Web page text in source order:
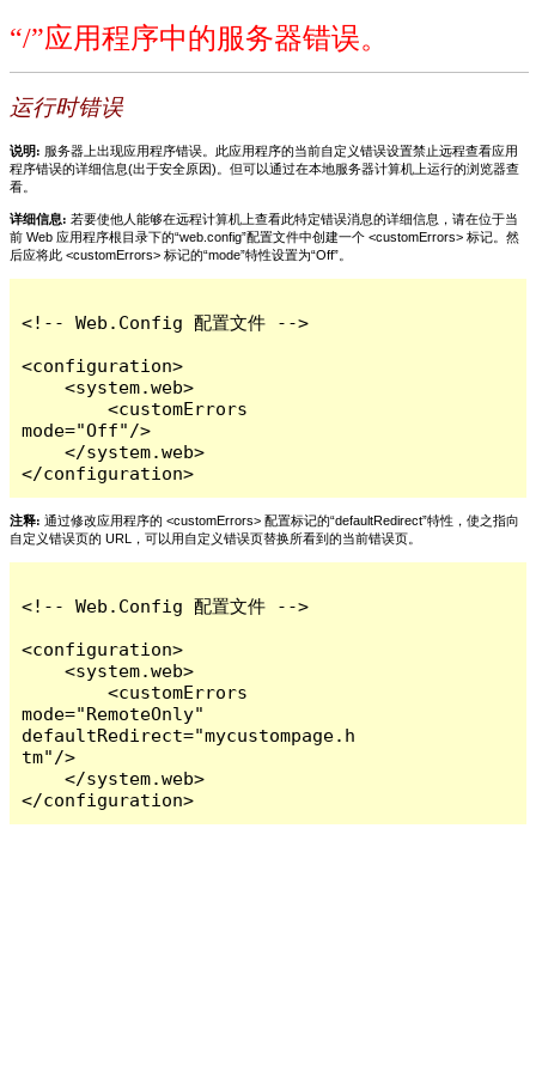
“/”应用程序中的服务器错误。
运行时错误
说明: 服务器上出现应用程序错误。此应用程序的当前自定义错误设置禁止远程查看应用
程序错误的详细信息(出于安全原因)。但可以通过在本地服务器计算机上运行的浏览器查
看。
详细信息: 若要使他人能够在远程计算机上查看此特定错误消息的详细信息，请在位于当
前 Web 应用程序根目录下的“web.config”配置文件中创建一个 <customErrors> 标记。然
后应将此 <customErrors> 标记的“mode”特性设置为“Off”。
<!-- Web.Config 配置文件 -->
<configuration>
    <system.web>
        <customErrors
mode="Off"/>
    </system.web>
</configuration>
注释: 通过修改应用程序的 <customErrors> 配置标记的“defaultRedirect”特性，使之指向
自定义错误页的 URL，可以用自定义错误页替换所看到的当前错误页。
<!-- Web.Config 配置文件 -->
<configuration>
    <system.web>
        <customErrors
mode="RemoteOnly"
defaultRedirect="mycustompage.h
tm"/>
    </system.web>
</configuration>